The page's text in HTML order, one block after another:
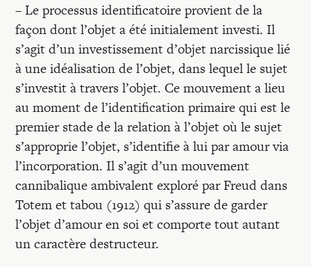
– Le processus identificatoire provient de la
façon dont l’objet a été initialement investi. Il
s’agit d’un investissement d’objet narcissique lié
à une idéalisation de l’objet, dans lequel le sujet
s’investit à travers l’objet. Ce mouvement a lieu
au moment de l’identification primaire qui est le
premier stade de la relation à l’objet où le sujet
s’approprie l’objet, s’identifie à lui par amour via
l’incorporation. Il s’agit d’un mouvement
cannibalique ambivalent exploré par Freud dans
Totem et tabou (1912) qui s’assure de garder
l’objet d’amour en soi et comporte tout autant
un caractère destructeur.